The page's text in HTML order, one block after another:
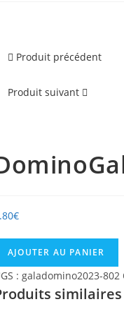
Produit précédent
Produit suivant
€
quantité
AJOUTER AU PANIER
: galadomino2023-802
similaires